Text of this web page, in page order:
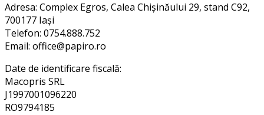
Adresa: Complex Egros, Calea Chișinăului 29, stand C92,
700177 Iași
Telefon: 0754.888.752
Email: office@papiro.ro
Date de identificare fiscală:
Macopris SRL
J1997001096220
RO9794185